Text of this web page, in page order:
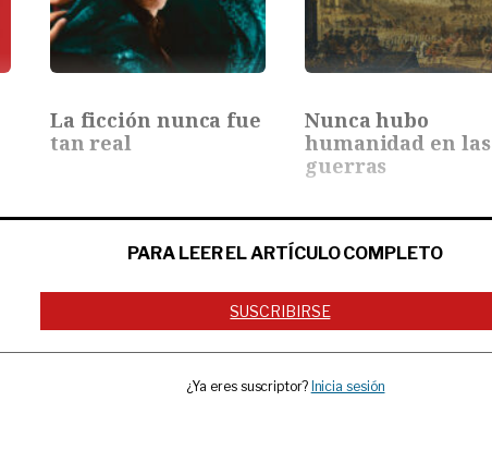
La ficción nunca fue
tan real
Nunca hubo
humanidad en las
guerras
PARA LEER EL ARTÍCULO COMPLETO
SUSCRIBIRSE
¿Ya eres suscriptor? Inicia sesión